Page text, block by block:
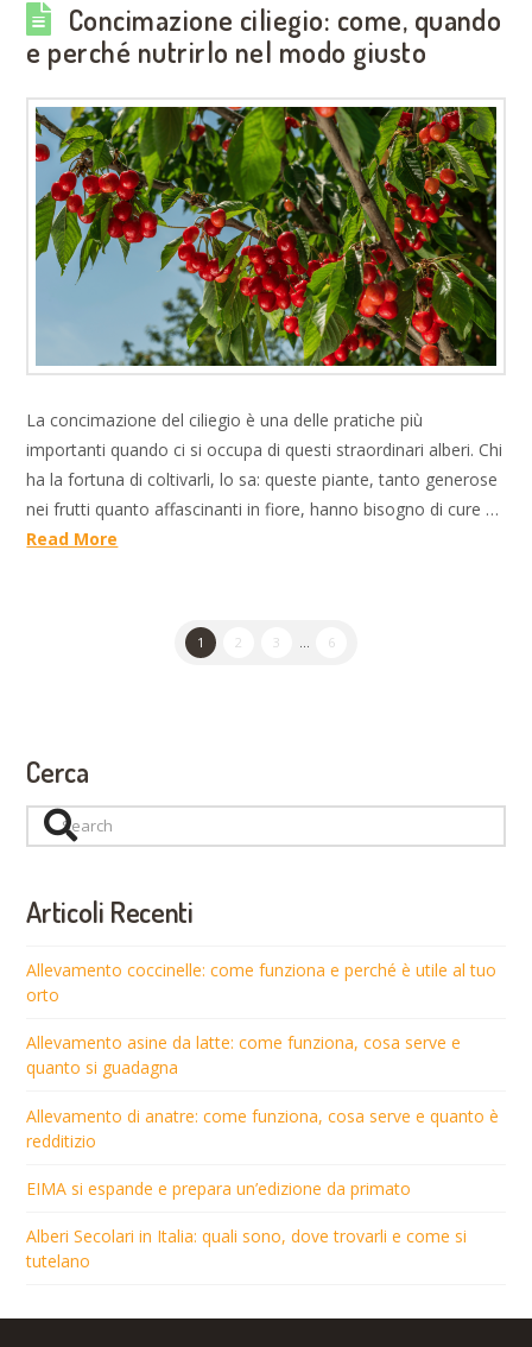
Concimazione ciliegio: come, quando
e perché nutrirlo nel modo giusto
La concimazione del ciliegio è una delle pratiche più
importanti quando ci si occupa di questi straordinari alberi. Chi
ha la fortuna di coltivarli, lo sa: queste piante, tanto generose
nei frutti quanto affascinanti in fiore, hanno bisogno di cure …
Read More
1 2 3 6
Cerca
Search
Articoli Recenti
Allevamento coccinelle: come funziona e perché è utile al tuo
orto
Allevamento asine da latte: come funziona, cosa serve e
quanto si guadagna
Allevamento di anatre: come funziona, cosa serve e quanto è
redditizio
EIMA si espande e prepara un’edizione da primato
Alberi Secolari in Italia: quali sono, dove trovarli e come si
tutelano